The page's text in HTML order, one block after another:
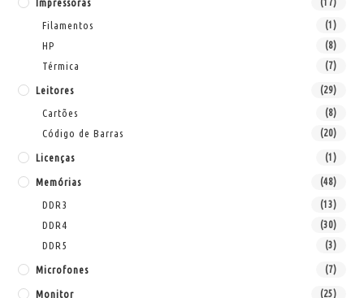
Filamentos (1)
HP (8)
Térmica (7)
Leitores (29)
Cartões (8)
Código de Barras (20)
Licenças (1)
Memórias (48)
DDR3 (13)
DDR4 (30)
DDR5 (3)
Microfones (7)
Monitor (25)